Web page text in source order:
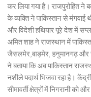
कर लिया गया है। राजपुरोहित ने
के व्यक्ति ने पाकिस्तान से
और विदेशी हथियार पूरे देश में
अमित शाह ने राजस्थान में
जैसलमेर,बाड़मेर, हनुमानगढ़ और
ने बताया कि अब पाकिस्तान
नशीले पदार्थ भिजवा रहा है।
सीमावर्ती क्षेत्रों में निगरानी